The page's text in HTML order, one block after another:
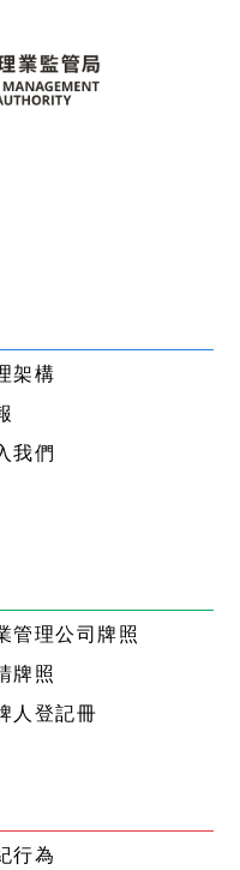
架構
我們
管理公司牌照
牌照
人登記冊
行為